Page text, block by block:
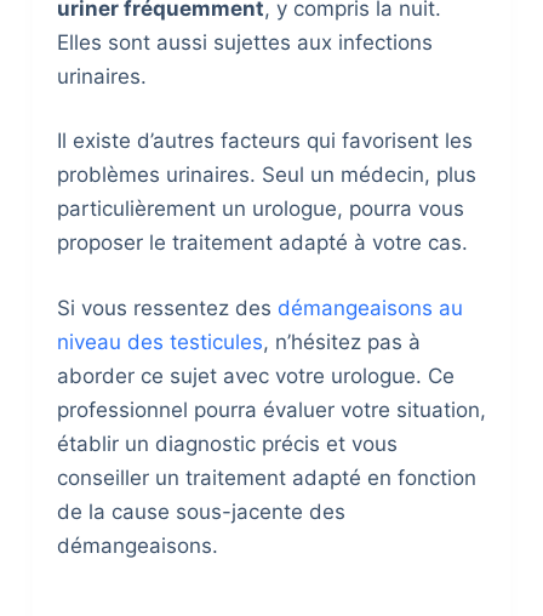
uriner fréquemment, y compris la nuit.
Elles sont aussi sujettes aux infections
urinaires.
Il existe d’autres facteurs qui favorisent les
problèmes urinaires. Seul un médecin, plus
particulièrement un urologue, pourra vous
proposer le traitement adapté à votre cas.
Si vous ressentez des démangeaisons au
niveau des testicules, n’hésitez pas à
aborder ce sujet avec votre urologue. Ce
professionnel pourra évaluer votre situation,
établir un diagnostic précis et vous
conseiller un traitement adapté en fonction
de la cause sous-jacente des
démangeaisons.